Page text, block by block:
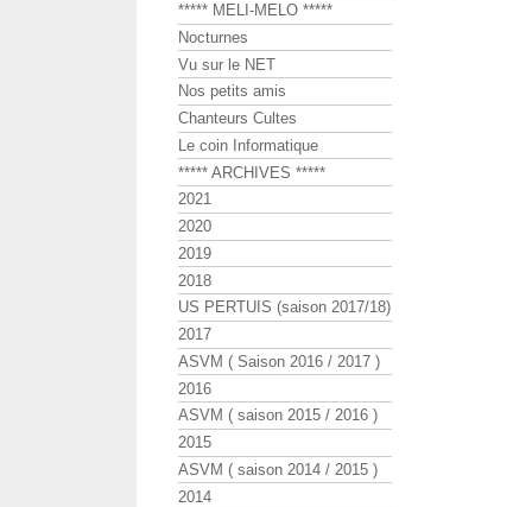
***** MELI-MELO *****
Nocturnes
Vu sur le NET
Nos petits amis
Chanteurs Cultes
Le coin Informatique
***** ARCHIVES *****
2021
2020
2019
2018
US PERTUIS (saison 2017/18)
2017
ASVM ( Saison 2016 / 2017 )
2016
ASVM ( saison 2015 / 2016 )
2015
ASVM ( saison 2014 / 2015 )
2014